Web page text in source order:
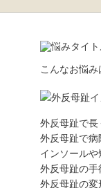
こんなお悩
外反母趾で
外反母趾で
インソール
外反母趾の
外反母趾の